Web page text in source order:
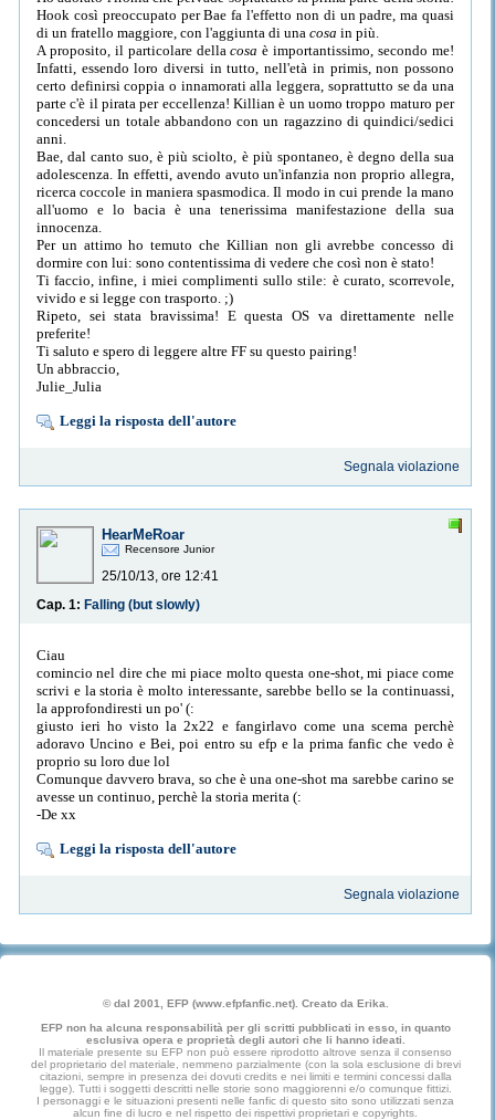
Hook così preoccupato per Bae fa l'effetto non di un padre, ma quasi
di un fratello maggiore, con l'aggiunta di una cosa in più.
A proposito, il particolare dellacosaè importantissimo, secondo me!
Infatti, essendo loro diversi in tutto, nell'età in primis, non possono
certo definirsi coppia o innamorati alla leggera, soprattutto se da una
parte c'è il pirata per eccellenza! Killian è un uomo troppo maturo per
concedersi un totale abbandono con un ragazzino di quindici/sedici
anni.
Bae, dal canto suo, è più sciolto, è più spontaneo, è degno della sua
adolescenza. In effetti, avendo avuto un'infanzia non proprio allegra,
ricerca coccole in maniera spasmodica. Il modo in cui prende la mano
all'uomo e lo bacia è una tenerissima manifestazione della sua
innocenza.
Per un attimo ho temuto che Killian non gli avrebbe concesso di
dormire con lui: sono contentissima di vedere che così non è stato!
Ti faccio, infine, i miei complimenti sullo stile: è curato, scorrevole,
vivido e si legge con trasporto. ;)
Ripeto, sei stata bravissima! E questa OS va direttamente nelle
preferite!
Ti saluto e spero di leggere altre FF su questo pairing!
Un abbraccio,
Julie_Julia
Leggi la risposta dell'autore
Segnala violazione
HearMeRoar
Recensore Junior
25/10/13, ore 12:41
Cap. 1: Falling (but slowly)
Ciau
comincio nel dire che mi piace molto questa one-shot, mi piace come
scrivi e la storia è molto interessante, sarebbe bello se la continuassi,
la approfondiresti un po' (:
giusto ieri ho visto la 2x22 e fangirlavo come una scema perchè
adoravo Uncino e Bei, poi entro su efp e la prima fanfic che vedo è
proprio su loro due lol
Comunque davvero brava, so che è una one-shot ma sarebbe carino se
avesse un continuo, perchè la storia merita (:
-De xx
Leggi la risposta dell'autore
Segnala violazione
© dal 2001, EFP (www.efpfanfic.net). Creato da Erika.
EFP non ha alcuna responsabilità per gli scritti pubblicati in esso, in quanto
esclusiva opera e proprietà degli autori che li hanno ideati.
Il materiale presente su EFP non può essere riprodotto altrove senza il consenso
del proprietario del materiale, nemmeno parzialmente (con la sola esclusione di brevi
citazioni, sempre in presenza dei dovuti credits e nei limiti e termini concessi dalla
legge). Tutti i soggetti descritti nelle storie sono maggiorenni e/o comunque fittizi.
I personaggi e le situazioni presenti nelle fanfic di questo sito sono utilizzati senza
alcun fine di lucro e nel rispetto dei rispettivi proprietari e copyrights.